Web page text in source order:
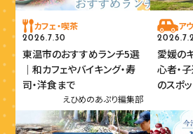
カフェ・喫茶
2026.7.30
東温市のおすすめランチ5選
｜和カフェやバイキング・寿
司・洋食まで
えひめのあぷり編集部
ア
愛媛の
心者・
のスポ